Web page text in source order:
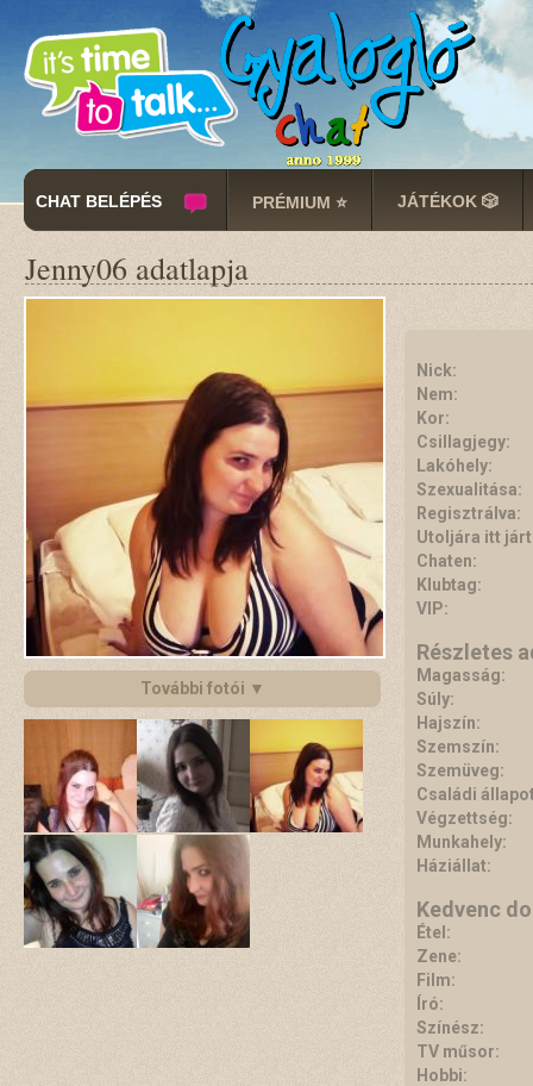
CHAT BELÉPÉS PRÉMIUM ⭐ JÁTÉKOK 🎲
Jenny06 adatlapja
További fotói ▼
Nick:
Nem:
Kor:
Csillagjegy:
Lakóhely:
Szexualitása:
Regisztrálva:
Utoljára itt
Chaten:
Klubtag:
VIP:
Részletes
Magasság:
Súly:
Hajszín:
Szemszín:
Szemüveg:
Családi
Végzettség:
Munkahely:
Háziállat:
Kedvenc
Étel:
Zene:
Film:
Író:
Színész:
TV műsor:
Hobbi: